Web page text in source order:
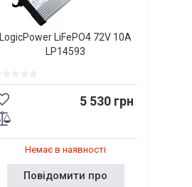
LogicPower LiFePO4 72V 10A
LP14593
5 530 грн
Немає в наявності
Повідомити про